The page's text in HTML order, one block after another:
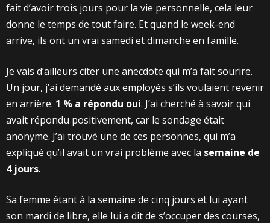
fait d’avoir trois jours pour la vie personnelle, cela leur
donne le temps de tout faire. Et quand le week-end
arrive, ils ont un vrai samedi et dimanche en famille.
Je vais d’ailleurs citer une anecdote qui m’a fait sourire.
Un jour, j’ai demandé aux employés s’ils voulaient revenir
en arrière. 1 % a répondu oui. J’ai cherché à savoir qui
avait répondu positivement, car le sondage était
anonyme. J’ai trouvé une de ces personnes, qui m’a
expliqué qu’il avait un vrai problème avec la semaine de
4 jours.
Sa femme étant à la semaine de cinq jours et lui ayant
son mardi de libre, elle lui a dit de s’occuper des courses,